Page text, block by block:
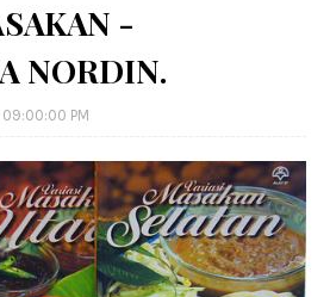
-
NORDIN.
PM